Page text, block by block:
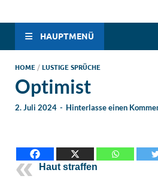
Coole
für intensives
Schmunzeln
für jede Situation: Leben, Job,
ist hier garantiert!
HAUPTMENÜ
HOME /LUSTIGE SPRÜCHE
Optimist
2. Juli 2024 - Hinterlasse einen
Haut straffen